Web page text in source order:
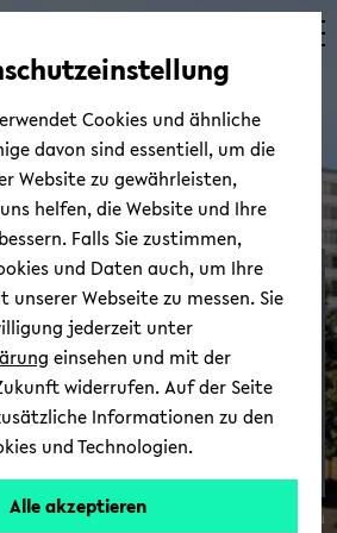
Automatische
vermeiden
zum
wechseln
zum
wechseln
zum
wechseln
Ma­xi­mi­li­an Benz
© Uni­ver­si­tät Bie­le­feld
Cookies und ähnliche
davon sind essentiell, um die
Website zu gewährleisten,
helfen, die Website und Ihre
Falls Sie zustimmen,
und Daten auch, um Ihre
Webseite zu messen. Sie
jederzeit unter
einsehen und mit der
widerrufen. Auf der Seite
Informationen zu den
und Technologien.
Alle akzeptieren